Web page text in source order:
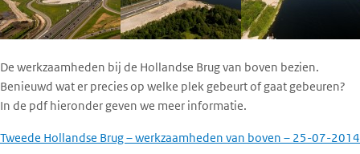
De werkzaamheden bij de Hollandse Brug van boven bezien.
Benieuwd wat er precies op welke plek gebeurt of gaat gebeuren?
In de pdf hieronder geven we meer informatie.
Tweede Hollandse Brug – werkzaamheden van boven – 25-07-2014